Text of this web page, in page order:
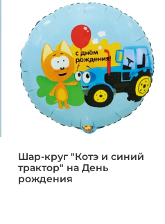
Шар-круг "Котэ и синий
трактор" на День
рождения